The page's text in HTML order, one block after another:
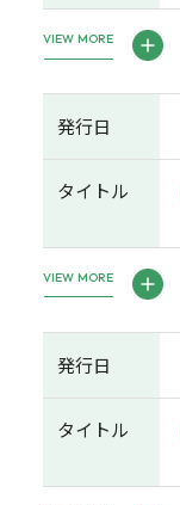
VIEW MORE
発行日
タイトル
VIEW MORE
発行日
タイトル